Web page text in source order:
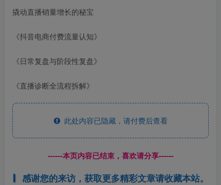
撬动直播销量增长的秘宝
《抖音电商付费流量认知》
《日常复盘与阶段性复盘》
《直播诊断全流程拆解》
此处内容已隐藏，请付费后查看
------本页内容已结束，喜欢请分享------
感谢您的来访，获取更多精彩文章请收藏本站。